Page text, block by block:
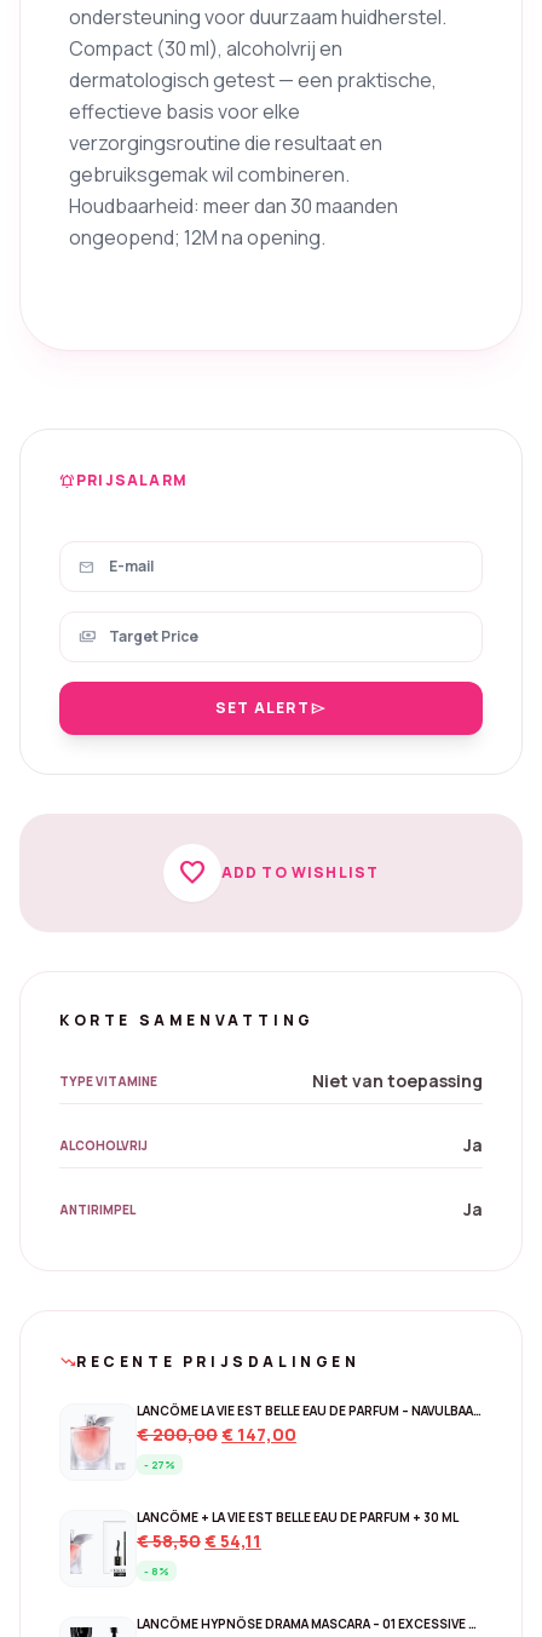
ondersteuning voor duurzaam huidherstel.
Compact (30 ml), alcoholvrij en
dermatologisch getest — een praktische,
effectieve basis voor elke
verzorgingsroutine die resultaat en
gebruiksgemak wil combineren.
Houdbaarheid: meer dan 30 maanden
ongeopend; 12M na opening.
notifications_activePRIJSALARM
mail
payments
SET ALERTsend
favorite ADD TO WISHLIST
KORTE SAMENVATTING
TYPE VITAMINE Niet van toepassing
ALCOHOLVRIJ Ja
ANTIRIMPEL Ja
trending_downRECENTE PRIJSDALINGEN
LANCÔME LA VIE EST BELLE EAU DE PARFUM – NAVULBAAR 150 ML
€200,00Original
€ 147,00
- 27%
LANCÔME + LA VIE EST BELLE EAU DE PARFUM + 30 ML
€58,50Original
€ 58,50.
€54,11
- 8%
LANCÔME HYPNÔSE DRAMA MASCARA – 01 EXCESSIVE BLACK